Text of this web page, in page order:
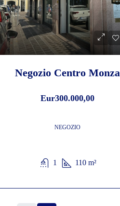
Negozio Centro Monza
Eur300.000,00
NEGOZIO
1 110 m²